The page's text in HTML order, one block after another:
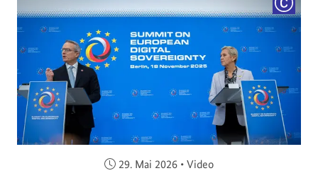
Veröffentlicht am:
29. Mai 2026 • Video